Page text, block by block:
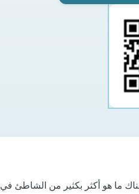
ما هو أكثر بكثير من الشاطئ في